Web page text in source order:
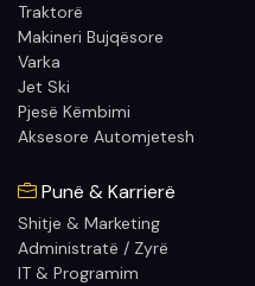
Traktorë
Makineri Bujqësore
Varka
Jet Ski
Pjesë Këmbimi
Aksesore Automjetesh
Punë & Karrierë
Shitje & Marketing
Administratë / Zyrë
IT & Programim